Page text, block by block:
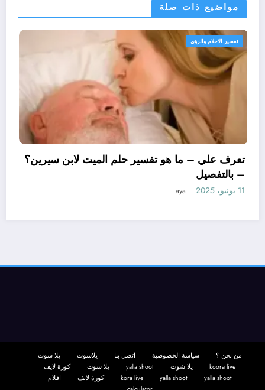
مواضيع ذات صلة
تفسير الاحلام والرؤى
تعرف علي – ما هو تفسير
سيرين لتفسير حلم
سياسة الخصوصية اتصل بنا